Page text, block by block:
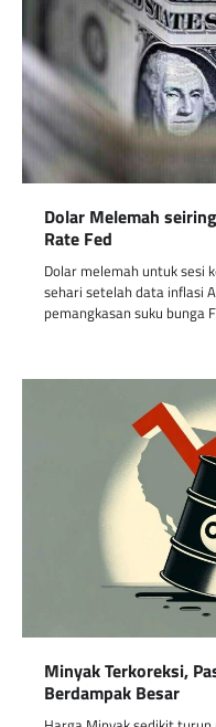
Dolar Melemah
Rate Fed
Dolar melemah untuk sesi
sehari setelah data inflasi
pemangkasan suku bunga
Minyak Terkoreksi,
Berdampak Besar